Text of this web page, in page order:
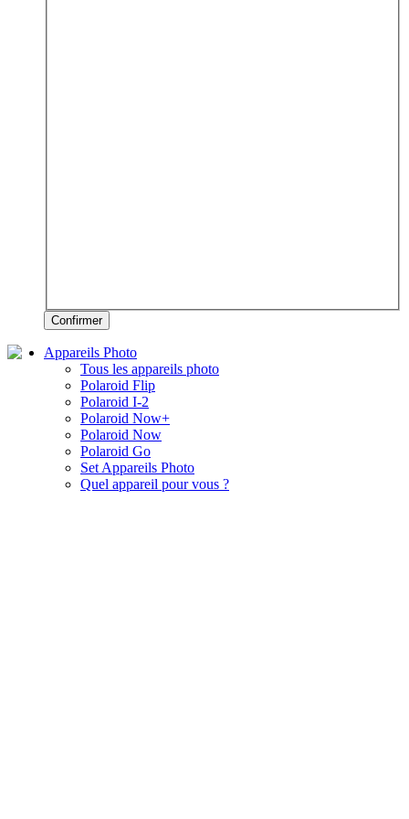
Confirmer
Appareils Photo
Tous les appareils photo
Polaroid Flip
Polaroid I-2
Polaroid Now+
Polaroid Now
Polaroid Go
Set Appareils Photo
Quel appareil pour vous ?